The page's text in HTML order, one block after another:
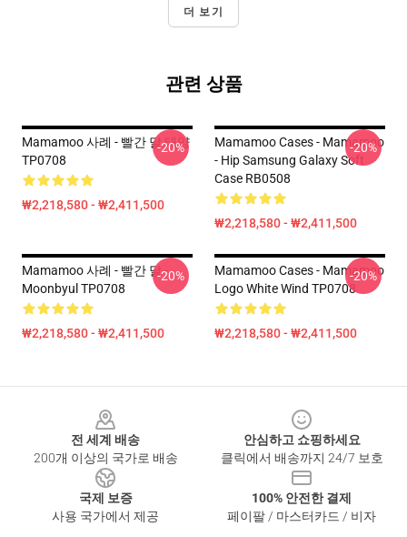
더 보기
관련 상품
Mamamoo 사례 - 빨간 달 태양
TP0708
₩2,218,580 - ₩2,411,500
-20%
Mamamoo Cases - Mamamoo
- Hip Samsung Galaxy Soft
Case RB0508
₩2,218,580 - ₩2,411,500
-20%
Mamamoo 사례 - 빨간 달 -
Moonbyul TP0708
₩2,218,580 - ₩2,411,500
-20%
Mamamoo Cases - Mamamoo
Logo White Wind TP0708
₩2,218,580 - ₩2,411,500
-20%
전 세계 배송
200개 이상의 국가로 배송
안심하고 쇼핑하세요
클릭에서 배송까지 24/7 보호
국제 보증
사용 국가에서 제공
100% 안전한 결제
페이팔 / 마스터카드 / 비자